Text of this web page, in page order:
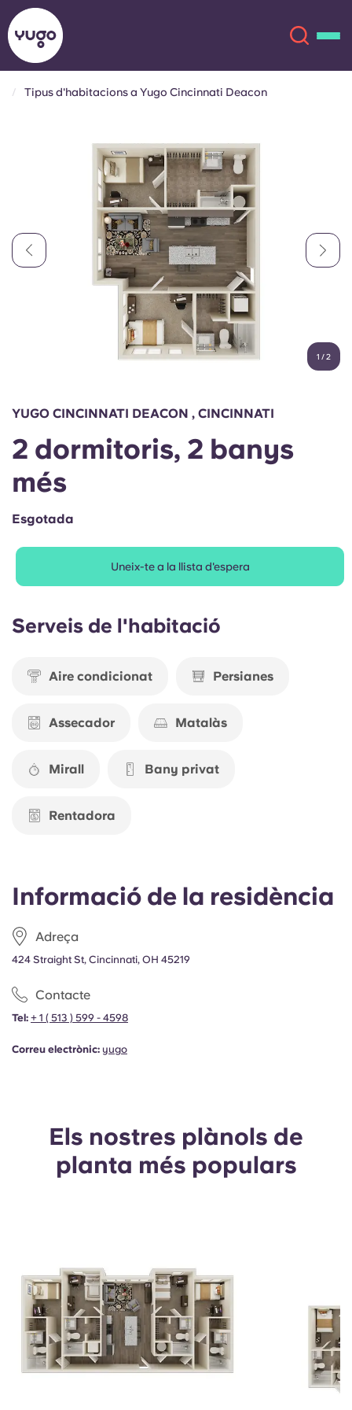
Ubicacions
Compte Llengua
English (GB)
Chinese
Italian
French
Selecciona un país
Inicia la sessió
English (US)
Chinese Español
Català Deutsch
Italian French
Portuguese
Tipus d'habitacions a Yugo Cincinnati Deacon
1 /2
Informació de la residència
Adreça
424 Straight St, Cincinnati, OH 45219
Contacte
Tel: + 1 ( 513 ) 599 - 4598
Correu electrònic: yugo
YUGO CINCINNATI DEACON , CINCINNATI
2 dormitoris, 2 banys
més
Esgotada
Uneix-te a la llista d'espera
Serveis de l'habitació
Aire condicionat Persianes
Assecador Matalàs
Mirall Bany privat
Rentadora
Els nostres plànols de
planta més populars